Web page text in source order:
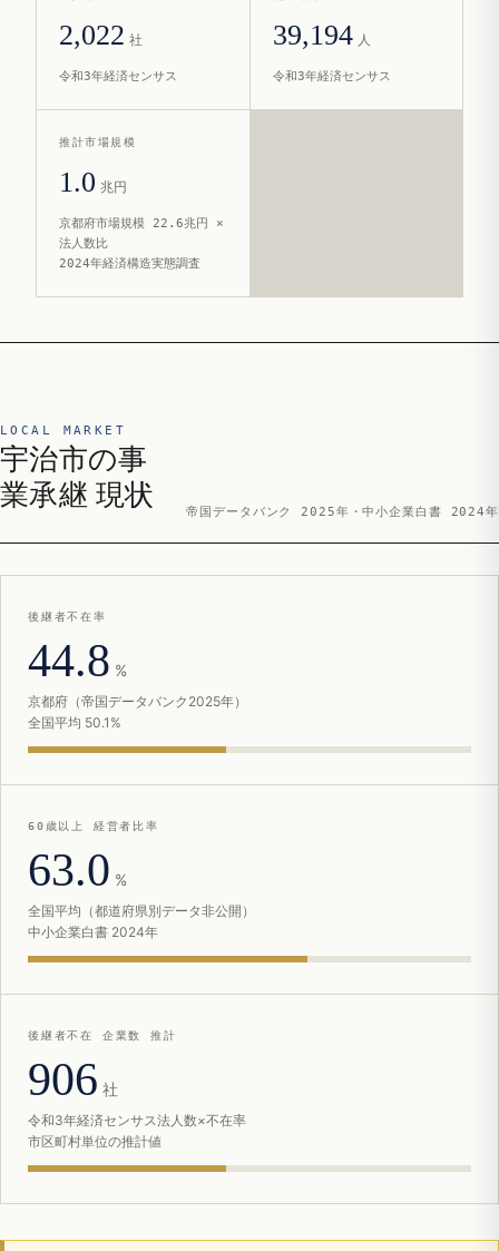
2,022 社
令和3年経済センサス
39,194 人
令和3年経済センサス
推計市場規模
1.0 兆円
京都府市場規模 22.6兆円 ×
法人数比
2024年経済構造実態調査
LOCAL MARKET
宇治市の事
業承継 現状
帝国データバンク 2025年・中小企業白書 2024年
後継者不在率
44.8 %
京都府（帝国データバンク2025年）
全国平均 50.1%
60歳以上 経営者比率
63.0 %
全国平均（都道府県別データ非公開）
中小企業白書 2024年
後継者不在 企業数 推計
906 社
令和3年経済センサス法人数×不在率
市区町村単位の推計値